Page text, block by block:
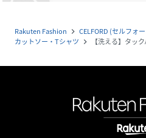
Rakuten Fashion navigate_next CELFORD (セルフォ
カットソー・Tシャツ navigate_next 【洗える】タッ